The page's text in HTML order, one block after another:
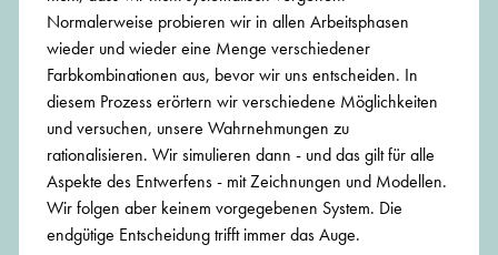
Normalerweise probieren wir in allen Arbeitsphasen
wieder und wieder eine Menge verschiedener
Farbkombinationen aus, bevor wir uns entscheiden. In
diesem Prozess erörtern wir verschiedene Möglichkeiten
und versuchen, unsere Wahrnehmungen zu
rationalisieren. Wir simulieren dann - und das gilt für alle
Aspekte des Entwerfens - mit Zeichnungen und Modellen.
Wir folgen aber keinem vorgegebenen System. Die
endgütige Entscheidung trifft immer das Auge.